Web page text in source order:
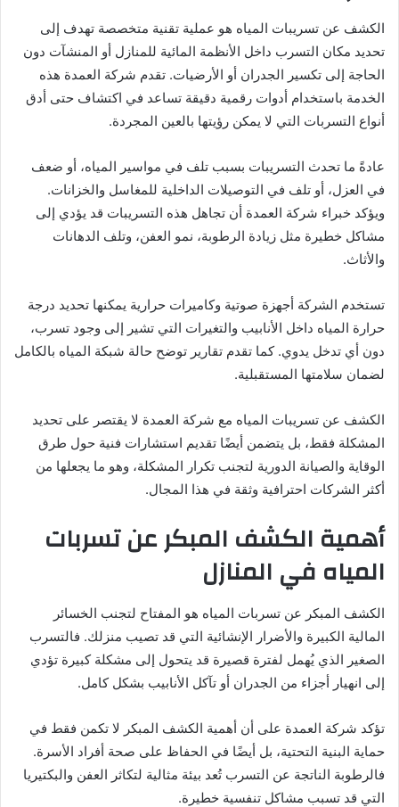
الكشف عن تسريبات المياه هو عملية تقنية متخصصة تهدف إلى
تحديد مكان التسرب داخل الأنظمة المائية للمنازل أو المنشآت دون
الحاجة إلى تكسير الجدران أو الأرضيات. تقدم شركة العمدة هذه
الخدمة باستخدام أدوات رقمية دقيقة تساعد في اكتشاف حتى أدق
أنواع التسربات التي لا يمكن رؤيتها بالعين المجردة.
عادةً ما تحدث التسريبات بسبب تلف في مواسير المياه، أو ضعف
في العزل، أو تلف في التوصيلات الداخلية للمغاسل والخزانات.
ويؤكد خبراء شركة العمدة أن تجاهل هذه التسريبات قد يؤدي إلى
مشاكل خطيرة مثل زيادة الرطوبة، نمو العفن، وتلف الدهانات
والأثاث.
تستخدم الشركة أجهزة صوتية وكاميرات حرارية يمكنها تحديد درجة
حرارة المياه داخل الأنابيب والتغيرات التي تشير إلى وجود تسرب،
دون أي تدخل يدوي. كما تقدم تقارير توضح حالة شبكة المياه بالكامل
لضمان سلامتها المستقبلية.
الكشف عن تسريبات المياه مع شركة العمدة لا يقتصر على تحديد
المشكلة فقط، بل يتضمن أيضًا تقديم استشارات فنية حول طرق
الوقاية والصيانة الدورية لتجنب تكرار المشكلة، وهو ما يجعلها من
أكثر الشركات احترافية وثقة في هذا المجال.
أهمية الكشف المبكر عن تسربات
المياه في المنازل
الكشف المبكر عن تسربات المياه هو المفتاح لتجنب الخسائر
المالية الكبيرة والأضرار الإنشائية التي قد تصيب منزلك. فالتسرب
الصغير الذي يُهمل لفترة قصيرة قد يتحول إلى مشكلة كبيرة تؤدي
إلى انهيار أجزاء من الجدران أو تآكل الأنابيب بشكل كامل.
تؤكد شركة العمدة على أن أهمية الكشف المبكر لا تكمن فقط في
حماية البنية التحتية، بل أيضًا في الحفاظ على صحة أفراد الأسرة.
فالرطوبة الناتجة عن التسرب تُعد بيئة مثالية لتكاثر العفن والبكتيريا
التي قد تسبب مشاكل تنفسية خطيرة.